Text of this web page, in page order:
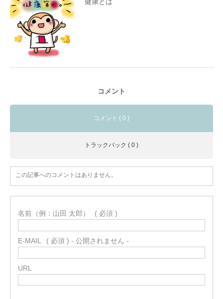
コメント
コメント ( 0 )
トラックバック ( 0 )
この記事へのコメントはありません。
名前（例：山田 太郎） ( 必須 )
E-MAIL ( 必須 ) - 公開されません -
URL